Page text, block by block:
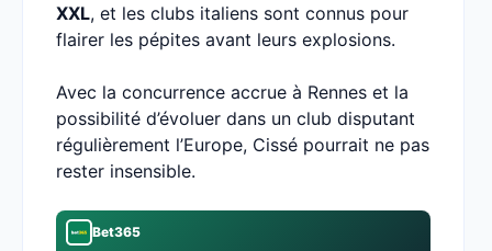
XXL, et les clubs italiens sont connus pour
flairer les pépites avant leurs explosions.
Avec la concurrence accrue à Rennes et la
possibilité d’évoluer dans un club disputant
régulièrement l’Europe, Cissé pourrait ne pas
rester insensible.
Bet365